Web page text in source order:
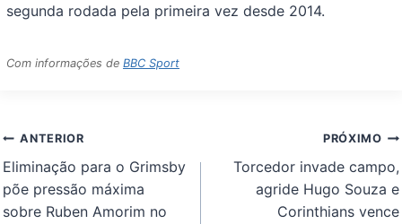
segunda rodada pela primeira vez desde 2014.
Com informações deBBC Sport
Navegação
de
Post
ANTERIOR
Eliminação para o Grimsby
põe pressão máxima
sobre Ruben Amorim no
PRÓXIMO
Torcedor invade campo,
agride Hugo Souza e
Corinthians vence